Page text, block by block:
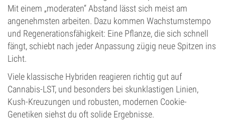
Mit einem „moderaten“ Abstand lässt sich meist am
angenehmsten arbeiten. Dazu kommen Wachstumstempo
und Regenerationsfähigkeit: Eine Pflanze, die sich schnell
fängt, schiebt nach jeder Anpassung zügig neue Spitzen ins
Licht.
Viele klassische Hybriden reagieren richtig gut auf
Cannabis-LST, und besonders bei skunklastigen Linien,
Kush-Kreuzungen und robusten, modernen Cookie-
Genetiken siehst du oft solide Ergebnisse.